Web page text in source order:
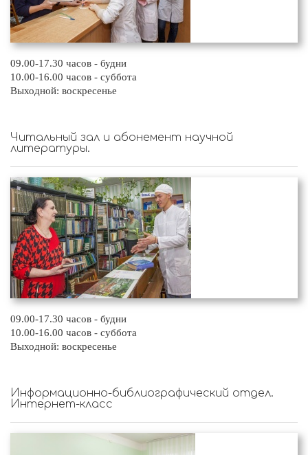
09.00-17.30 часов - будни
10.00-16.00 часов - суббота
Выходной: воскресенье
Читальный зал и абонемент научной
литературы.
09.00-17.30 часов - будни
10.00-16.00 часов - суббота
Выходной: воскресенье
Информационно-библиографический отдел.
Интернет-класс